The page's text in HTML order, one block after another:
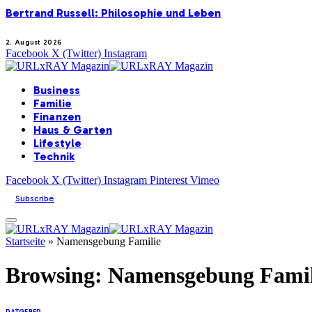
Bertrand Russell: Philosophie und Leben
2. August 2026
Facebook X (Twitter) Instagram
Business
Familie
Finanzen
Haus & Garten
Lifestyle
Technik
Facebook X (Twitter) Instagram Pinterest Vimeo
Subscribe
Startseite » Namensgebung Familie
Browsing: Namensgebung